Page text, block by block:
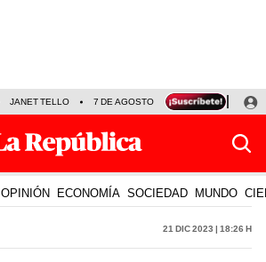
JANET TELLO 7 DE AGOSTO TINKA RESULTADOS
OPINIÓN ECONOMÍA SOCIEDAD MUNDO
21 Dic 2023 | 18:26 h